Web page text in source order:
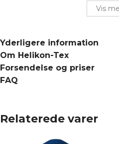
Vis
Yderligere information
Om Helikon-Tex
Forsendelse og priser
FAQ
Relaterede varer